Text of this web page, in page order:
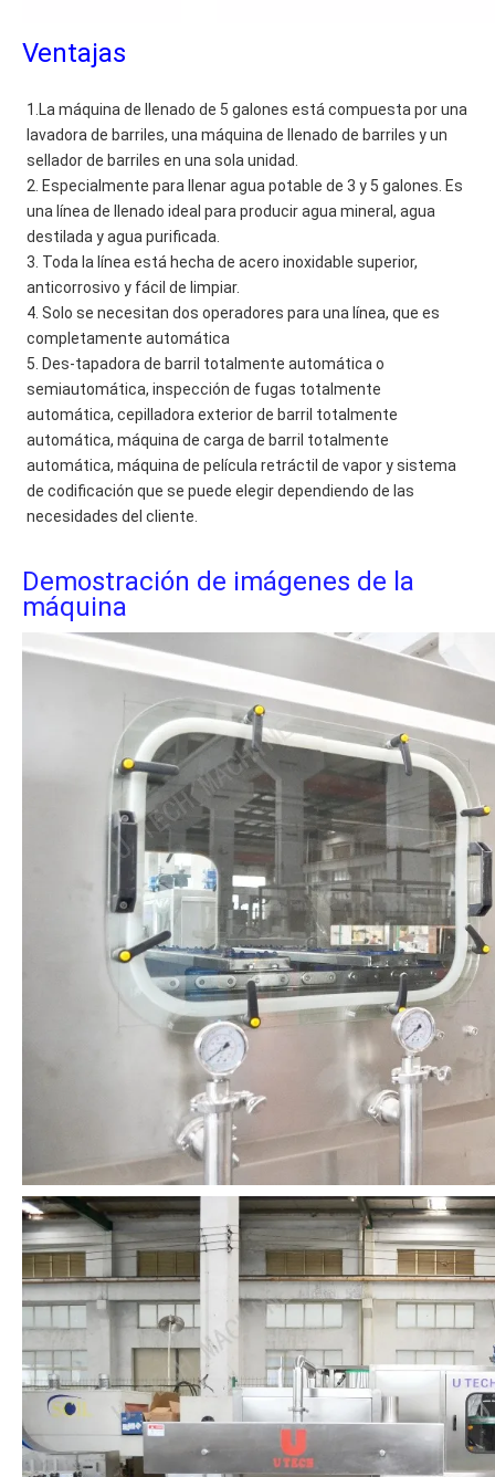
Ventajas
1.La máquina de llenado de 5 galones está compuesta por una
lavadora de barriles, una máquina de llenado de barriles y un
sellador de barriles en una sola unidad.
2. Especialmente para llenar agua potable de 3 y 5 galones. Es
una línea de llenado ideal para producir agua mineral, agua
destilada y agua purificada.
3. Toda la línea está hecha de acero inoxidable superior,
anticorrosivo y fácil de limpiar.
4. Solo se necesitan dos operadores para una línea, que es
completamente automática
5. Des-tapadora de barril totalmente automática o
semiautomática, inspección de fugas totalmente
automática, cepilladora exterior de barril totalmente
automática, máquina de carga de barril totalmente
automática, máquina de película retráctil de vapor y sistema
de codificación que se puede elegir dependiendo de las
necesidades del cliente.
Demostración de imágenes de la
máquina